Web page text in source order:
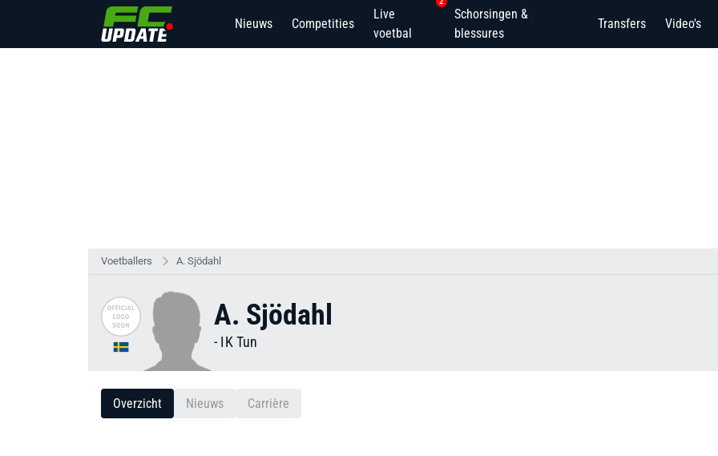
Nieuws Competities
Live
voetbal
Schorsingen &
blessures
Transfers Video's
Voetballers A. Sjödahl
A. Sjödahl
- IK Tun
Overzicht Nieuws Carrière